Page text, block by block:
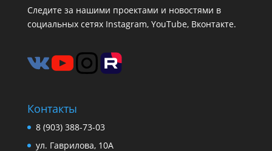
Следите за нашими проектами и новостями в
социальных сетях Instagram, YouTube, Вконтакте.
Контакты
8 (903) 388-73-03
ул. Гаврилова, 10А